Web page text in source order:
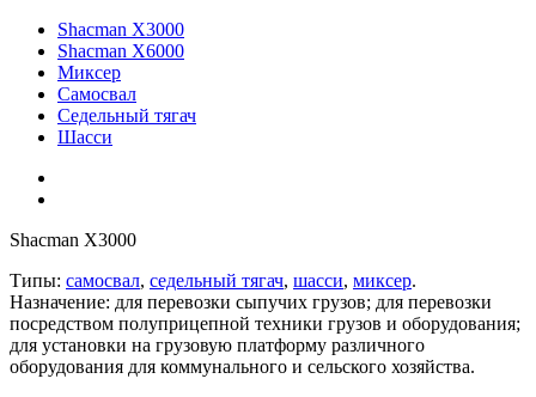
Shacman X3000
Shacman X6000
Миксер
Самосвал
Седельный тягач
Шасси
Shacman X3000
Типы: самосвал, седельный тягач, шасси, миксер.
Назначение: для перевозки сыпучих грузов; для перевозки
посредством полуприцепной техники грузов и оборудования;
для установки на грузовую платформу различного
оборудования для коммунального и сельского хозяйства.